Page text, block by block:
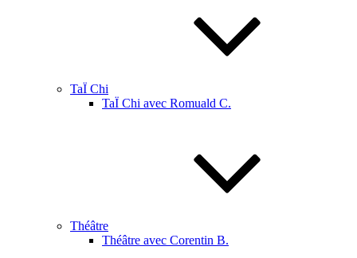
TaÏ Chi
TaÏ Chi avec Romuald C.
Théâtre
Théâtre avec Corentin B.